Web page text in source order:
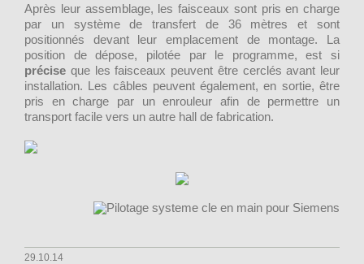
Après leur assemblage, les faisceaux sont pris en charge
par un système de transfert de 36 mètres et sont
positionnés devant leur emplacement de montage. La
position de dépose, pilotée par le programme, est si
précise que les faisceaux peuvent être cerclés avant leur
installation. Les câbles peuvent également, en sortie, être
pris en charge par un enrouleur afin de permettre un
transport facile vers un autre hall de fabrication.
29.10.14